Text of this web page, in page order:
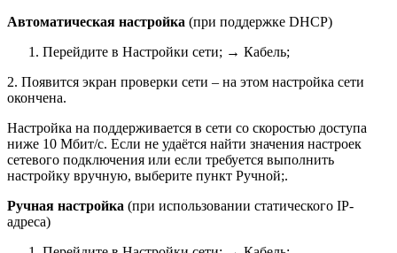
Автоматическая настройка (при поддержке DHCP)
Перейдите в Настройки сети; → Кабель;
2. Появится экран проверки сети – на этом настройка сети
окончена.
Настройка на поддерживается в сети со скоростью доступа
ниже 10 Мбит/с. Если не удаётся найти значения настроек
сетевого подключения или если требуется выполнить
настройку вручную, выберите пункт Ручной;.
Ручная настройка (при использовании статического IP-
адреса)